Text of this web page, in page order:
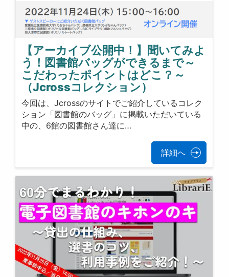
【アーカイブ公開中！】聞いてみよ
う！図書館バッグができるまで～
こだわったポイントはどこ？～
（Jcrossコレクション）
今回は、Jcrossのサイトでご紹介しているコレク
ション「図書館のバッグ」に掲載いただいている
中の、6館の図書館さん達に…
詳細へ